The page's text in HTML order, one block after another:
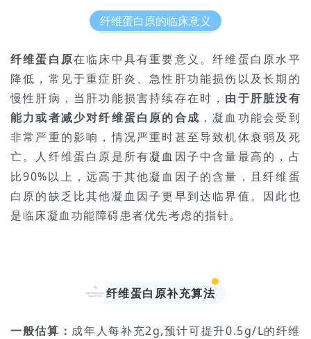
纤维蛋白原的临床意义
纤维蛋白原在临床中具有重要意义。纤维蛋白原水平
降低，常见于重症肝炎、急性肝功能损伤以及长期的
慢性肝病，当肝功能损害持续存在时， 由于肝脏没有
能力或者减少对纤维蛋白原的合成 ，凝血功能会受到
非常严重的影响，情况严重时甚至导致机体衰弱及死
亡。人纤维蛋白原是所有凝血 因子中含量最高的，占
比90%以上，远高于其他凝血因子的含量，且纤维蛋
白原的缺乏比其他凝血因子更早到达临界值。因此也
是临床凝血功能障碍患者优先考虑的指针。
纤维蛋白原补充算法
一般估算： 成年人每补充2g,预计可提升0.5g/L的纤维